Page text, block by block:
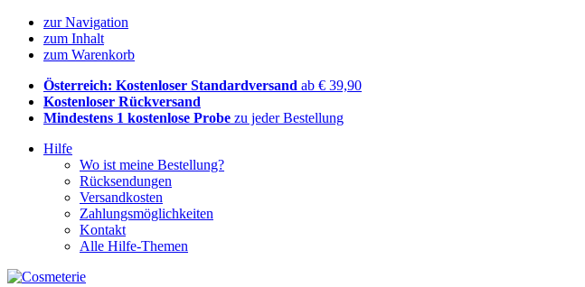
zur Navigation
zum Inhalt
zum Warenkorb
Österreich: Kostenloser Standardversand ab € 39,90
Kostenloser Rückversand
Mindestens 1 kostenlose Probe zu jeder Bestellung
Hilfe
Wo ist meine Bestellung?
Rücksendungen
Versandkosten
Zahlungsmöglichkeiten
Kontakt
Alle Hilfe-Themen